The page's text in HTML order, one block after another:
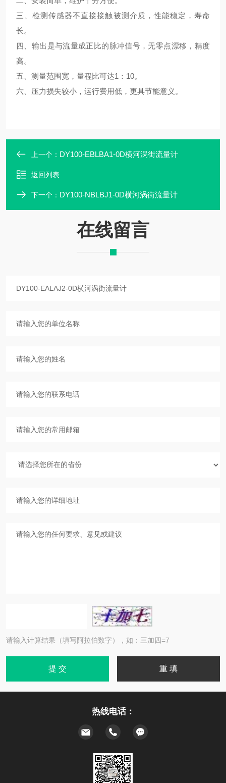
三、检测传感器不直接接触被测介质，性能稳定，寿命
长。
四、输出是与流量成正比的脉冲信号，无零点漂移，精度
高。
五、测量范围宽，量程比可达1：10。
六、压力损失较小，运行费用低，更具节能意义。
上一个： DY100-EBLBA1-0D横河涡街流量计
返回列表
下一个： DY100-NBLBJ1-0D横河涡街流量计
在线留言
请输入计算结果（填写阿拉伯数字），如：三加四=7
热线电话：